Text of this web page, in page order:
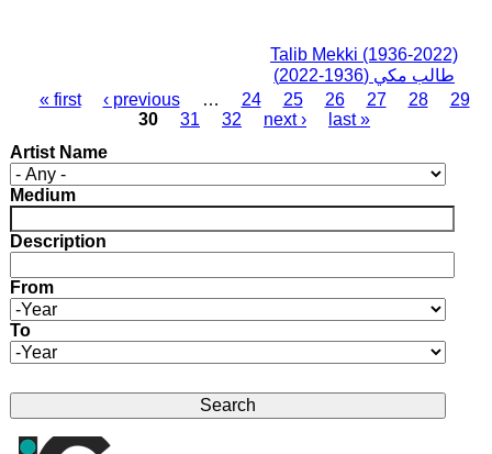
Talib Mekki (1936-2022)
طالب مكي (1936-2022)
« first
‹ previous … 24 25 26 27 28
29
30
31 32 next ›
last »
Artist Name
Medium
Description
From
Year
To
Year